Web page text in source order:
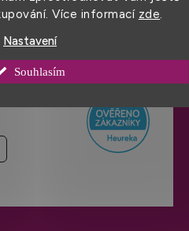
Více informací zde.
Nastavení
Souhlasím